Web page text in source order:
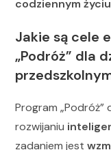
codziennym
Jakie są cele
„Podróż” dla
Program „Podróż”
rozwijaniu
zadaniem jest